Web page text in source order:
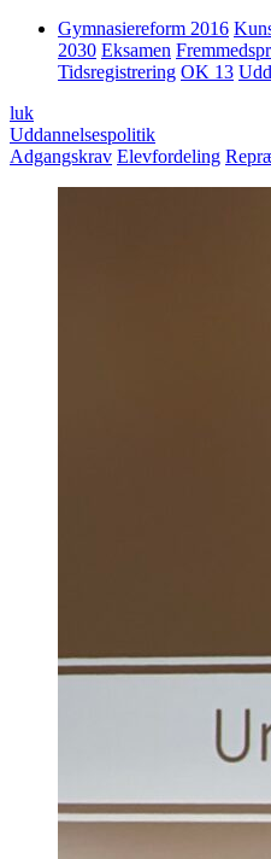
Gymnasiereform 2016
2030 Eksamen
Tidsregistrering OK 13
luk
Uddannelsespolitik
Adgangskrav Elevfordeling